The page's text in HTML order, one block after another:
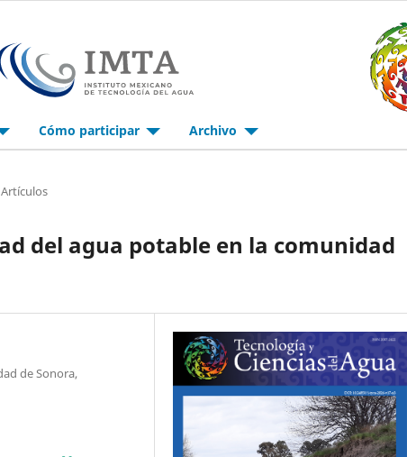
Cómo participar Archivo
Artículos
del agua potable en la comunidad
de Sonora,